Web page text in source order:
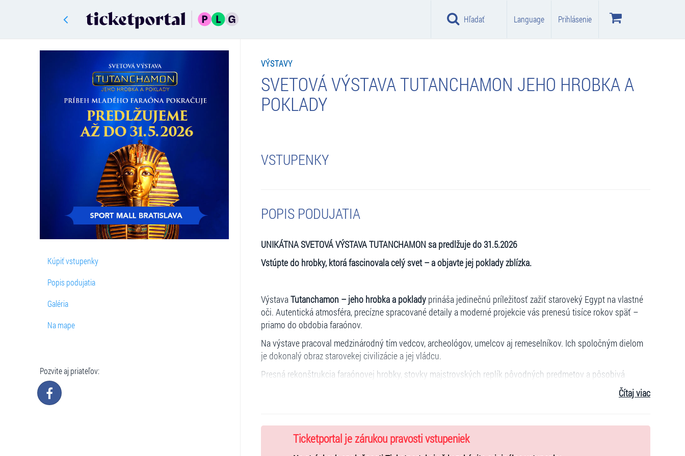
Hľadať Language Prihlásenie
Kúpiť vstupenky
Popis podujatia
Galéria
Na mape
Pozvite aj priateľov:
VÝSTAVY
SVETOVÁ VÝSTAVA TUTANCHAMON JEHO HROBKA A
POKLADY
VSTUPENKY
POPIS PODUJATIA
UNIKÁTNA SVETOVÁ VÝSTAVA TUTANCHAMON sa predlžuje do 31.5.2026
Vstúpte do hrobky, ktorá fascinovala celý svet – a objavte jej poklady zblízka.
VýstavaTutanchamon – jeho hrobka a pokladyprináša jedinečnú príležitosť zažiť staroveký Egypt na vlastné
oči. Autentická atmosféra, precízne spracované detaily a moderné projekcie vás prenesú tisíce rokov späť –
priamo do obdobia faraónov.
Na výstave pracoval medzinárodný tím vedcov, archeológov, umelcov aj remeselníkov. Ich spoločným dielom
je dokonalý obraz starovekej civilizácie a jej vládcu.
Presná rekonštrukcia faraónovej hrobky, stovky majstrovských replík pôvodných predmetov a pôsobivá
imerzná zóna vytvárajú zážitok, ktorý je vizuálne silný, edukatívny aj emotívny zároveň. Objavte príbeh jedného
presná rekonštrukcia faraónovej hrobky
Čítaj viac
Ticketportal je zárukou pravosti vstupeniek